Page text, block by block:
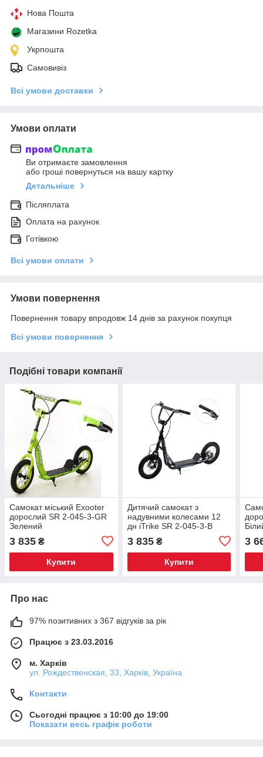
Нова Пошта
Магазини Rozetka
Укрпошта
Самовивіз
Всі умови доставки
Умови оплати
Ви отримаєте замовлення
або гроші повернуться на вашу картку
Детальніше
Післяплата
Оплата на рахунок
Готівкою
Всі умови оплати
Умови повернення
Повернення товару впродовж 14 днів за рахунок покупця
Всі умови повернення
Подібні товари компанії
Самокат міський Exooter
дорослий SR 2-045-3-GR
Зелений
3 835 ₴
Купити
Дитячий самокат з
надувними колесами 12
дн iTrike SR 2-045-3-B
3 835₴
Купити
3
Про нас
97% позитивних з 367 відгуків за рік
Працює з 23.03.2016
м. Харків
ул. Рождественская, 33, Харків, Україна
Контакти
Сьогодні працює з 10:00 до 19:00
Показати весь графік роботи